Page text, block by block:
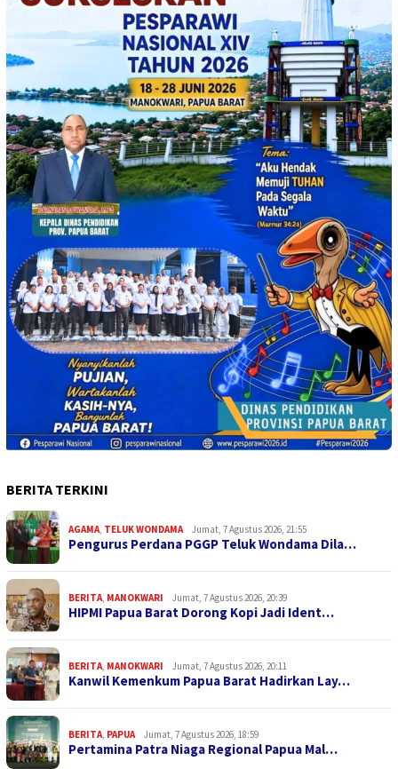
BERITA TERKINI
AGAMA TELUK WONDAMA Jumat, 7 Agustus 2026, 21:55
Pengurus Perdana PGGP Teluk Wondama Dila…
BERITA MANOKWARI Jumat, 7 Agustus 2026, 20:39
HIPMI Papua Barat Dorong Kopi Jadi Ident…
BERITA MANOKWARI Jumat, 7 Agustus 2026, 20:11
Kanwil Kemenkum Papua Barat Hadirkan Lay…
BERITA PAPUA Jumat, 7 Agustus 2026, 18:59
Pertamina Patra Niaga Regional Papua Mal…